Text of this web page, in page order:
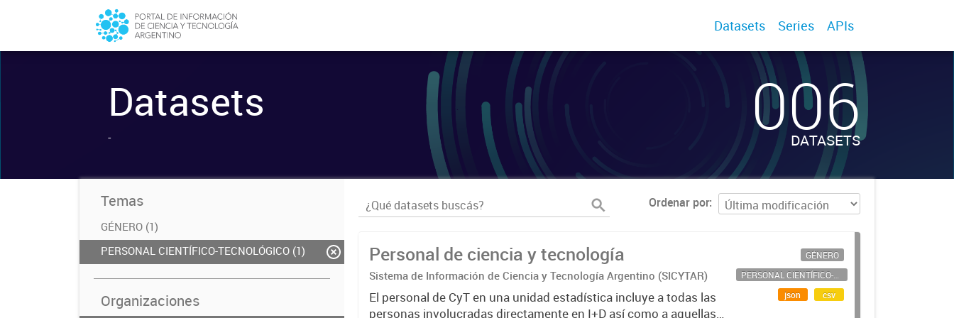
Datasets Series APIs
Datasets
- 006
DATASETS
Temas
GÉNERO (1)
PERSONAL CIENTÍFICO-TECNOLÓGICO (1)
Organizaciones
Ordenar por
Personal de ciencia y tecnología
Sistema de Información de Ciencia y Tecnología Argentino (SICYTAR)
El personal de CyT en una unidad estadística incluye a todas las
personas involucradas directamente en I+D así como a aquellas
GÉNERO
PERSONAL CIENTÍFICO-TECNOLÓGICO
json
csv